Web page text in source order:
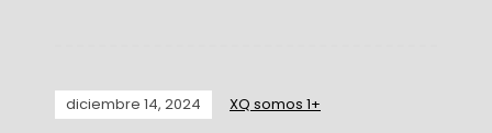
diciembre 14, 2024 XQ somos 1+